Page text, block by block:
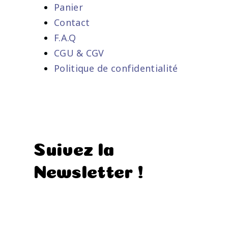
Panier
Contact
F.A.Q
CGU & CGV
Politique de confidentialité
Suivez la
Newsletter !